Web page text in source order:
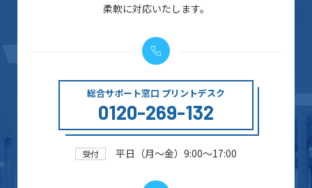
柔軟に対応いたします。
総合サポート窓口 プリントデスク
0120-269-132
受付 平日（月～金）9:00～17:00